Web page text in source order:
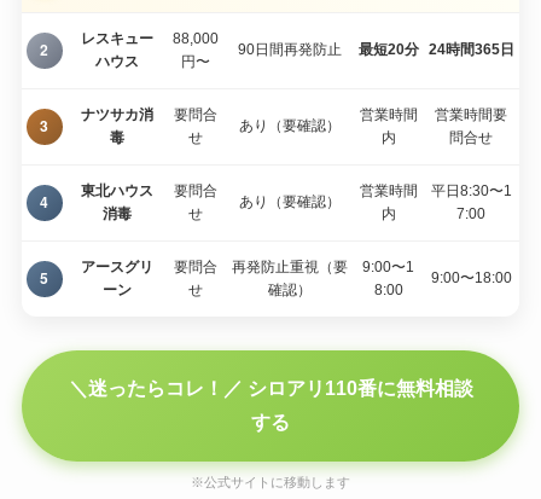
2
レスキュー
ハウス
88,000
円〜
90日間再発防止 最短20分 24時間365日
3
ナツサカ消
毒
要問合
せ
あり（要確認）
営業時間
内
営業時間要
問合せ
4
東北ハウス
消毒
要問合
せ
あり（要確認）
営業時間
内
平日8:30〜1
7:00
5
アースグリ
ーン
要問合
せ
再発防止重視（要
確認）
9:00〜1
8:00
9:00〜18:00
＼迷ったらコレ！／ シロアリ110番に無料相談
する
※公式サイトに移動します